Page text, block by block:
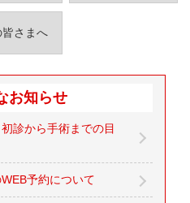
さまへ
お知らせ
診から手術までの目
予約について